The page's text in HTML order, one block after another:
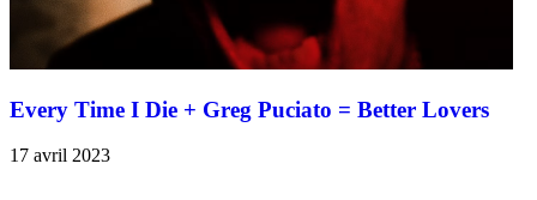
Every Time I Die + Greg Puciato = Better Lovers
17 avril 2023